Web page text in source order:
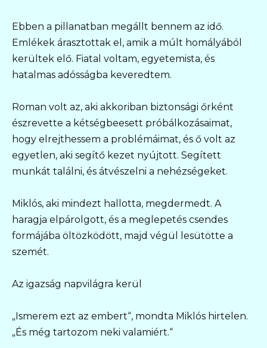
Ebben a pillanatban megállt bennem az idő.
Emlékek árasztottak el, amik a múlt homályából
kerültek elő. Fiatal voltam, egyetemista, és
hatalmas adósságba keveredtem.
Roman volt az, aki akkoriban biztonsági őrként
észrevette a kétségbeesett próbálkozásaimat,
hogy elrejthessem a problémáimat, és ő volt az
egyetlen, aki segítő kezet nyújtott. Segített
munkát találni, és átvészelni a nehézségeket.
Miklós, aki mindezt hallotta, megdermedt. A
haragja elpárolgott, és a meglepetés csendes
formájába öltözködött, majd végül lesütötte a
szemét.
Az igazság napvilágra kerül
„Ismerem ezt az embert“, mondta Miklós hirtelen.
„És még tartozom neki valamiért.“